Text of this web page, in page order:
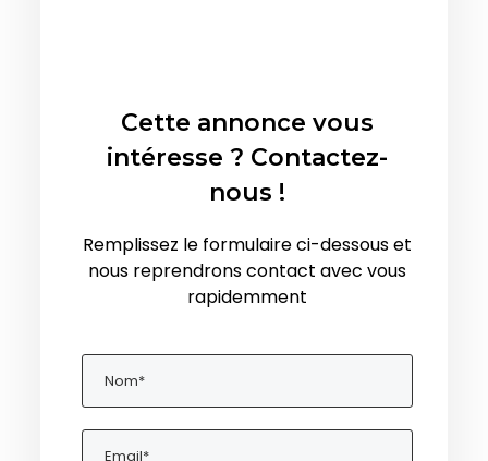
Cette annonce vous
intéresse ? Contactez-
nous !
Remplissez le formulaire ci-dessous et
nous reprendrons contact avec vous
rapidemment